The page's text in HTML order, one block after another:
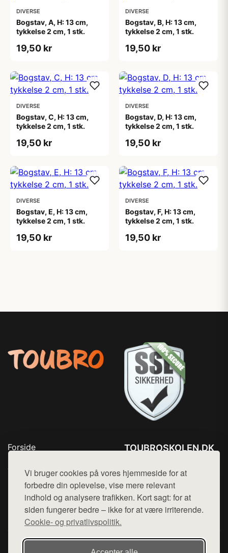
Vi bruger cookies på vores hjemmeside for at
forbedre din oplevelse, vise mere relevant
indhold og analysere trafikken. Kort sagt: for at
siden fungerer bedre – ikke for at være irriterende.
Cookie- og privatlivspolitik.
DIVERSE
Bogstav, A, H: 13 cm,
tykkelse 2 cm, 1 stk.
19,50 kr
DIVERSE
Bogstav, B, H: 13 cm,
tykkelse 2 cm, 1 stk.
19,50 kr
DIVERSE
Bogstav, C, H: 13 cm,
tykkelse 2 cm, 1 stk.
19,50 kr
DIVERSE
Bogstav, D, H: 13 cm,
tykkelse 2 cm, 1 stk.
19,50 kr
DIVERSE
Bogstav, E, H: 13 cm,
tykkelse 2 cm, 1 stk.
19,50 kr
DIVERSE
Bogstav, F, H: 13 cm,
tykkelse 2 cm, 1 stk.
19,50 kr
Forside
Top Rabatter
Blog
Kontakt
TOUBROSKOLEN.DK
Mail: hej@want.dk
Cookie- og privatlivspolitik